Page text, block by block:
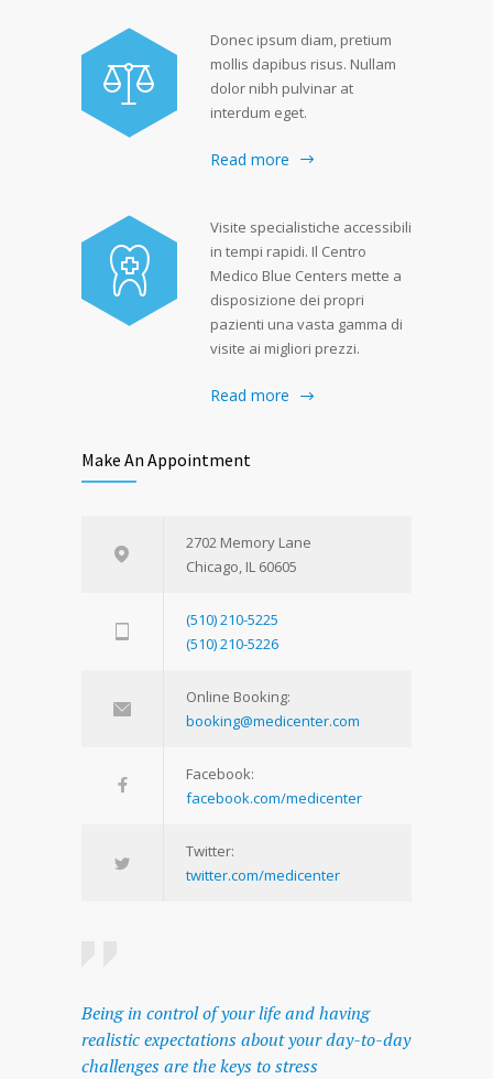
Donec ipsum diam, pretium
mollis dapibus risus. Nullam
dolor nibh pulvinar at
interdum eget.
Read more
Visite specialistiche accessibili
in tempi rapidi. Il Centro
Medico Blue Centers mette a
disposizione dei propri
pazienti una vasta gamma di
visite ai migliori prezzi.
Read more
Make An Appointment
2702 Memory Lane
Chicago, IL 60605
(510) 210-5225
(510) 210-5226
Online Booking:
booking@medicenter.com
Facebook:
facebook.com/medicenter
Twitter:
twitter.com/medicenter
Being in control of your life and having
realistic expectations about your day-to-day
challenges are the keys to stress